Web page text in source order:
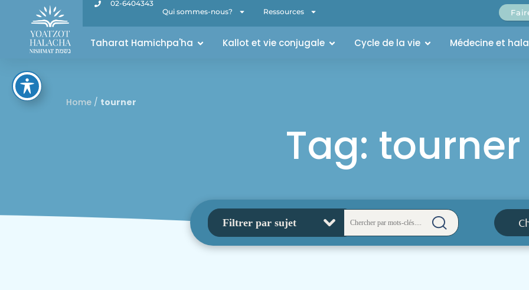
02-6404343
Qui sommes-nous?
Ressources
Taharat Hamichpa'ha Kallot et vie conjugale Cycle de la vie Médecine et
Home / tourner
Tag: tourner